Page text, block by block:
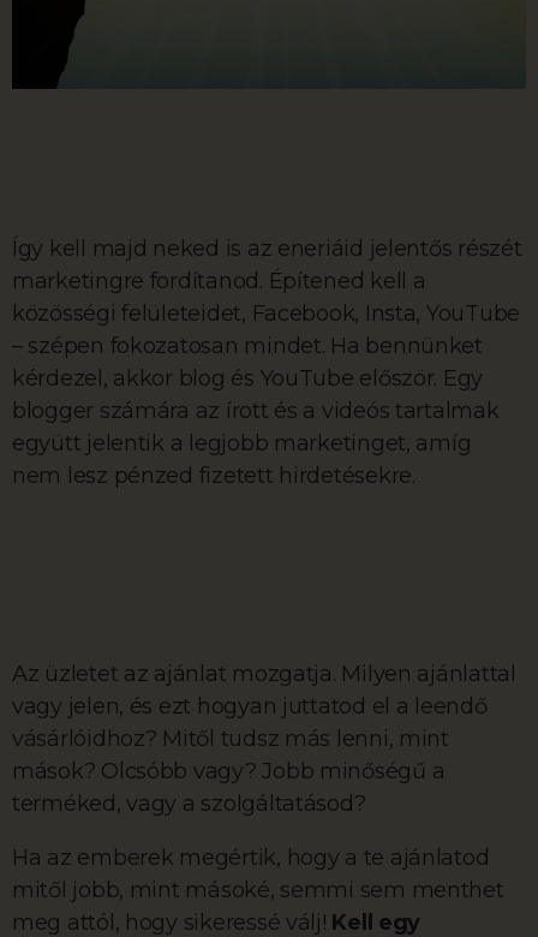
Így kell majd neked is az eneriáid jelentős részét
marketingre fordítanod. Építened kell a
közösségi felületeidet, Facebook, Insta, YouTube
– szépen fokozatosan mindet. Ha bennünket
kérdezel, akkor blog és YouTube először. Egy
blogger számára az írott és a videós tartalmak
együtt jelentik a legjobb marketinget, amíg
nem lesz pénzed fizetett hirdetésekre.
Az üzletet az ajánlat mozgatja. Milyen ajánlattal
vagy jelen, és ezt hogyan juttatod el a leendő
vásárlóidhoz? Mitől tudsz más lenni, mint
mások? Olcsóbb vagy? Jobb minőségű a
terméked, vagy a szolgáltatásod?
Ha az emberek megértik, hogy a te ajánlatod
mitől jobb, mint másoké, semmi sem menthet
meg attól, hogy sikeressé válj! Kell egy